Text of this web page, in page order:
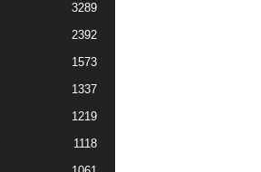
3289
2392
1573
1337
1219
1118